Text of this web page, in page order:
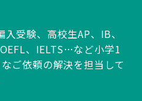
受験、高校生AP、IB、
、IELTS…など小学1
ご依頼の解決を担当して